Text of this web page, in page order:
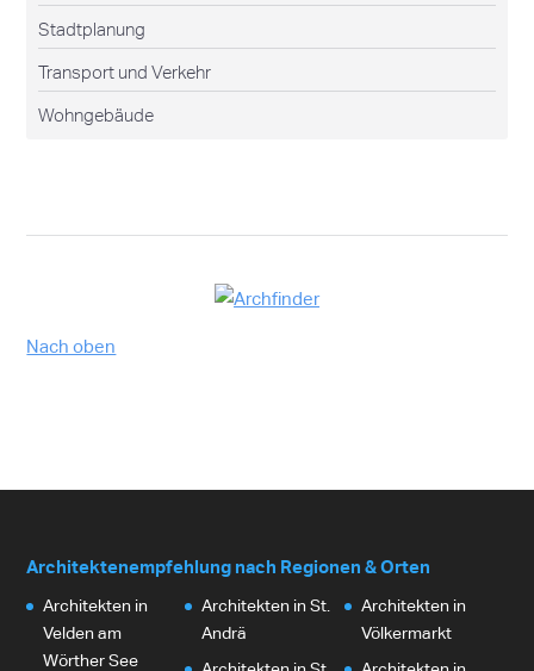
Stadtplanung
Transport und Verkehr
Wohngebäude
Nach oben
Architektenempfehlung nach Regionen & Orten
Architekten in
Velden am
Wörther See
Architekten in St.
Andrä
Architekten in
Völkermarkt